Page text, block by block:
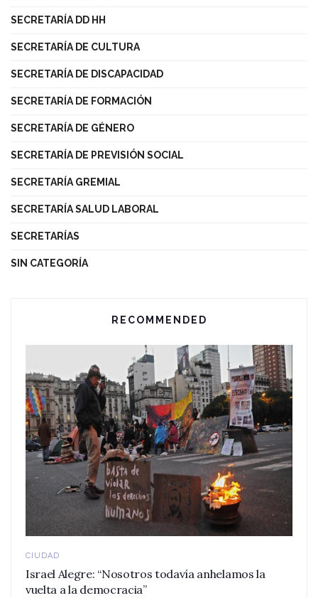
SECRETARÍA DD HH
SECRETARÍA DE CULTURA
SECRETARÍA DE DISCAPACIDAD
SECRETARÍA DE FORMACIÓN
SECRETARÍA DE GÉNERO
SECRETARÍA DE PREVISIÓN SOCIAL
SECRETARÍA GREMIAL
SECRETARÍA SALUD LABORAL
SECRETARÍAS
SIN CATEGORÍA
RECOMMENDED
CIUDAD
Israel Alegre: “Nosotros todavía anhelamos la
vuelta a la democracia”